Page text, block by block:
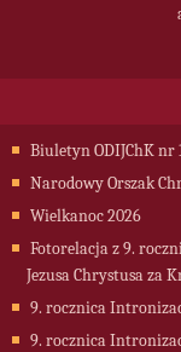
Biuletyn ODIJChK nr
Narodowy Orszak
Wielkanoc 2026
Fotorelacja z 9.
Jezusa Chrystusa za
9. rocznica
9. rocznica